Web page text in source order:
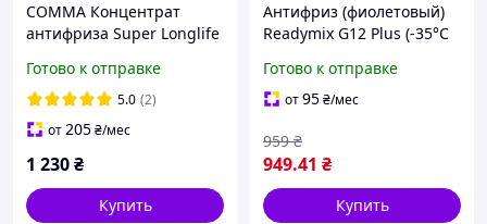
COMMA Концентрат
антифриза Super Longlife
Готово к отправке
5.0 (2)
от205₴/мес
1 230₴
Купить
Антифриз (фиолетовый)
Readymix G12 Plus (-35°C
(5L) 172010 , Febi Bilstein
Готово к отправке
от95₴/мес
949.41 ₴
959 ₴
Купить